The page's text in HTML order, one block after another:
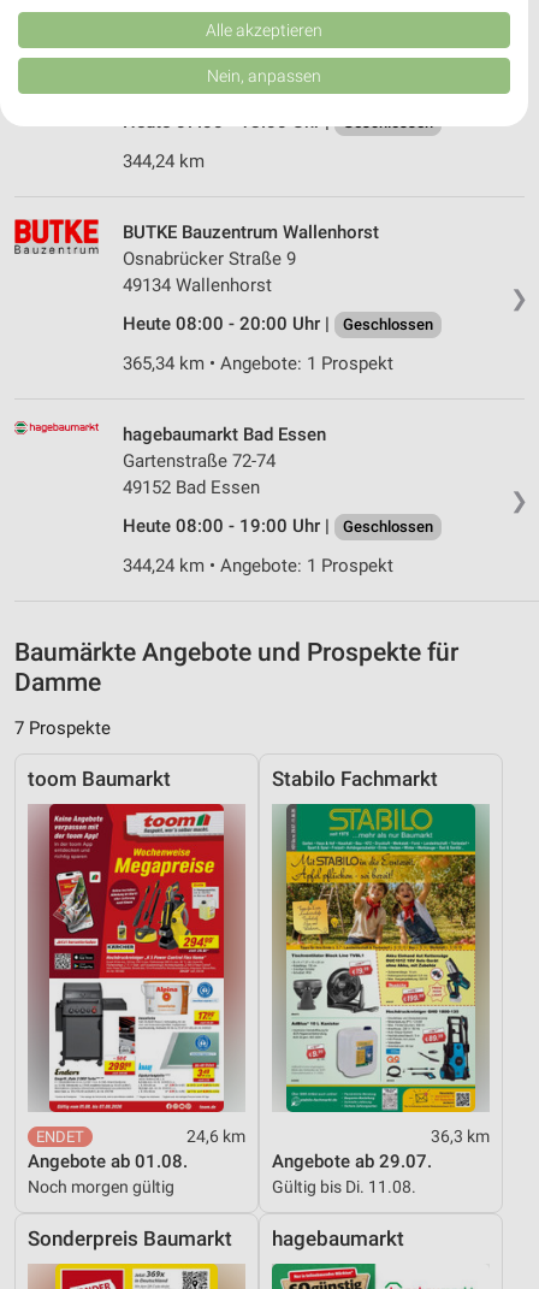
❯
hbm Bad Essen
Gartenstraße 72-74
49152 Bad Essen
Heute 07:00 - 18:00 Uhr | Geschlossen
344,24 km
❯
BUTKE Bauzentrum Wallenhorst
Osnabrücker Straße 9
49134 Wallenhorst
Heute 08:00 - 20:00 Uhr |
Geschlossen
365,34 km • Angebote: 1 Prospekt
❯
hagebaumarkt Bad Essen
Gartenstraße 72-74
49152 Bad Essen
Heute 08:00 - 19:00 Uhr |
Geschlossen
344,24 km • Angebote: 1 Prospekt
Baumärkte Angebote und Prospekte für
Damme
7 Prospekte
toom Baumarkt
24,6 km
Angebote ab 01.08.
Noch morgen gültig
Stabilo Fachmarkt
36,3 km
Angebote ab 29.07.
Gültig bis Di. 11.08.
Sonderpreis Baumarkt hagebaumarkt
Kombinationen von Daten aus verschiedenen Quellen. Entwicklung und
Verbesserung der Angebote. Verwendung reduzierter Daten zur Auswahl
von Inhalten.
Daten können außerhalb der Europäischen Union weitergegeben und in die
USA gesendet werden.
Website/App.
Partnerliste anzeigen (1 IAB-Anbieter)
IAB-Verarbeitungszwecke:
Speichern von oder Zugriff auf Informationen
auf einem Endgerät
Verwendung reduzierter Daten zur Auswahl von
Werbung
Verwendung von Profilen zur Auswahl
personalisierter Werbung
Erstellung von Profilen zur Personalisierung
von Inhalten
Messung der Werbeleistung
Messung der Performance von Inhalten
Analyse von Zielgruppen durch Statistiken oder
Quellen
Entwicklung und Verbesserung der Angebote
Verwendung reduzierter Daten zur Auswahl von
Inhalten
IAB-Besonderheiten:
Verwendung genauer Standortdaten
Geräte anhand von aktiv angeforderten
Informationen identifizieren
Nicht-IAB-Verarbeitungszwecke:
Notwendig
Funktional
Alle akzeptieren
Nein, anpassen